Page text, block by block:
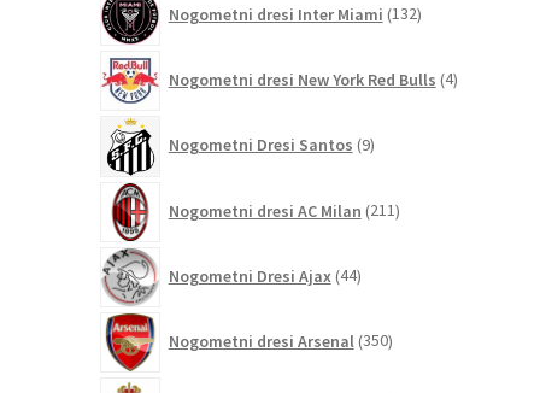
Nogometni dresi Inter Miami 132izdelkov
Nogometni dresi New York Red Bulls 4izdelki
Nogometni Dresi Santos 9izdelkov
Nogometni dresi AC Milan 211izdelkov
Nogometni Dresi Ajax 44izdelkov
Nogometni dresi Arsenal 350izdelkov